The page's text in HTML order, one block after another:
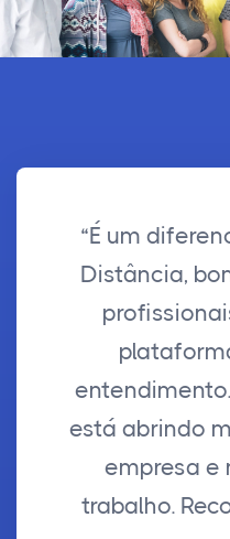
“É um
Distância,
está abrindo
empresa e
trabalho.